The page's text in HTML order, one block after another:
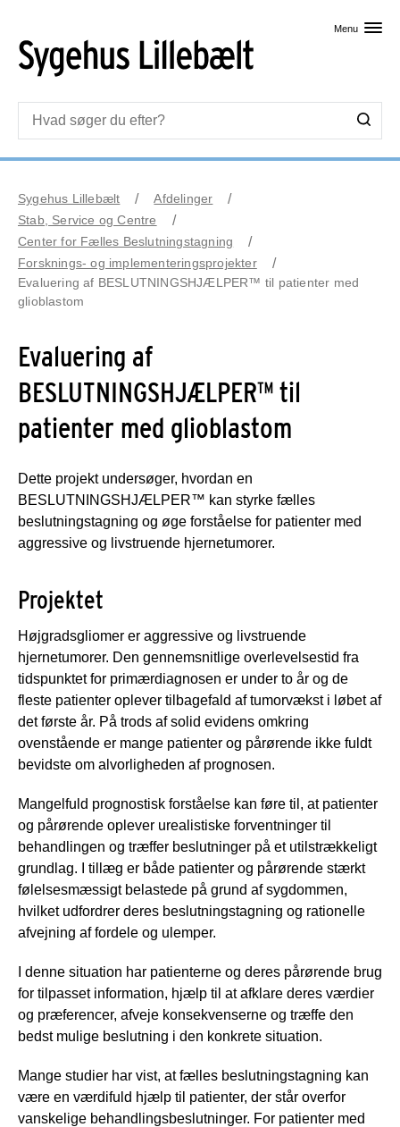
Menu
Sygehus Lillebælt
Afdelinger
Stab, Service og Centre
Center for Fælles Beslutningstagning
Forsknings- og implementeringsprojekter
Evaluering af BESLUTNINGSHJÆLPER™ til patienter med
glioblastom
Evaluering af
BESLUTNINGSHJÆLPER™ til
patienter med glioblastom
Dette projekt undersøger, hvordan en
BESLUTNINGSHJÆLPER™ kan styrke fælles
beslutningstagning og øge forståelse for patienter med
aggressive og livstruende hjernetumorer.
Projektet
Højgradsgliomer er aggressive og livstruende
hjernetumorer. Den gennemsnitlige overlevelsestid fra
tidspunktet for primærdiagnosen er under to år og de
fleste patienter oplever tilbagefald af tumorvækst i løbet af
det første år. På trods af solid evidens omkring
ovenstående er mange patienter og pårørende ikke fuldt
bevidste om alvorligheden af prognosen.
Mangelfuld prognostisk forståelse kan føre til, at patienter
og pårørende oplever urealistiske forventninger til
behandlingen og træffer beslutninger på et utilstrækkeligt
grundlag. I tillæg er både patienter og pårørende stærkt
følelsesmæssigt belastede på grund af sygdommen,
hvilket udfordrer deres beslutningstagning og rationelle
afvejning af fordele og ulemper.
I denne situation har patienterne og deres pårørende brug
for tilpasset information, hjælp til at afklare deres værdier
og præferencer, afveje konsekvenserne og træffe den
bedst mulige beslutning i den konkrete situation.
Mange studier har vist, at fælles beslutningstagning kan
være en værdifuld hjælp til patienter, der står overfor
vanskelige behandlingsbeslutninger. For patienter med